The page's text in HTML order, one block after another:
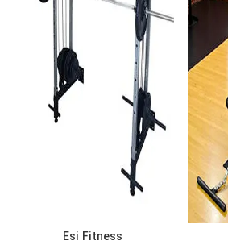
Esi Fitness